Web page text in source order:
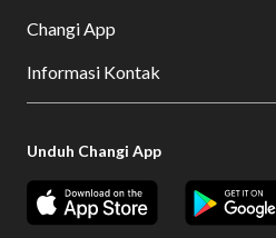
Changi App
Informasi Kontak
Unduh Changi App